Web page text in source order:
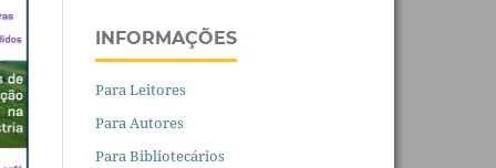
INFORMAÇÕES
Para Leitores
Para Autores
Para Bibliotecários